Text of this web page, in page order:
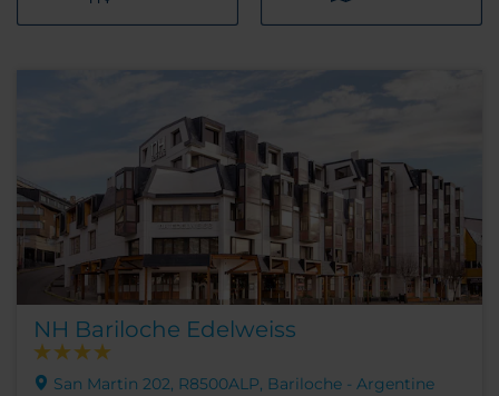
NH Bariloche Edelweiss
San Martin 202, R8500ALP, Bariloche - Argentine